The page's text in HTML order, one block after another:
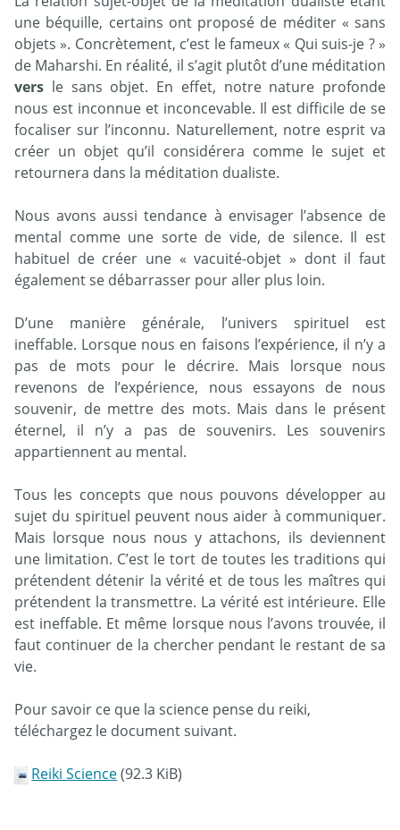
une béquille, certains ont proposé de méditer « sans
objets ». Concrètement, c’est le fameux « Qui suis-je ? »
de Maharshi. En réalité, il s’agit plutôt d’une méditation
vers le sans objet. En effet, notre nature profonde
nous est inconnue et inconcevable. Il est difficile de se
focaliser sur l’inconnu. Naturellement, notre esprit va
créer un objet qu’il considérera comme le sujet et
retournera dans la méditation dualiste.
Nous avons aussi tendance à envisager l’absence de
mental comme une sorte de vide, de silence. Il est
habituel de créer une « vacuité-objet » dont il faut
également se débarrasser pour aller plus loin.
D’une manière générale, l’univers spirituel est
ineffable. Lorsque nous en faisons l’expérience, il n’y a
pas de mots pour le décrire. Mais lorsque nous
revenons de l’expérience, nous essayons de nous
souvenir, de mettre des mots. Mais dans le présent
éternel, il n’y a pas de souvenirs. Les souvenirs
appartiennent au mental.
Tous les concepts que nous pouvons développer au
sujet du spirituel peuvent nous aider à communiquer.
Mais lorsque nous nous y attachons, ils deviennent
une limitation. C’est le tort de toutes les traditions qui
prétendent détenir la vérité et de tous les maîtres qui
prétendent la transmettre. La vérité est intérieure. Elle
est ineffable. Et même lorsque nous l’avons trouvée, il
faut continuer de la chercher pendant le restant de sa
vie.
Pour savoir ce que la science pense du reiki,
téléchargez le document suivant.
Reiki Science(92.3 KiB)